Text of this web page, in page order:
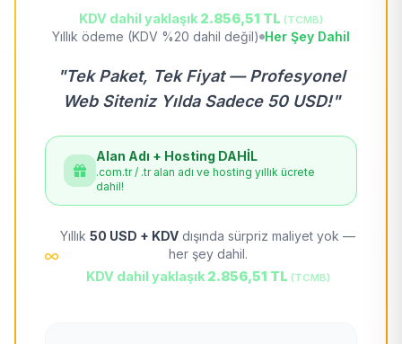
KDV dahil yaklaşık 2.856,51 TL (TCMB)
Yıllık ödeme (KDV %20 dahil değil) Her Şey Dahil
"Tek Paket, Tek Fiyat — Profesyonel
Web Siteniz Yılda Sadece 50 USD!"
Alan Adı + Hosting DAHİL
.com.tr / .tr alan adı ve hosting yıllık ücrete
dahil!
Yıllık 50 USD + KDV dışında sürpriz maliyet yok —
her şey dahil.
KDV dahil yaklaşık 2.856,51 TL (TCMB)